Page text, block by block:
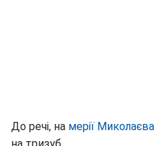
До речі, на мерії Миколаєва